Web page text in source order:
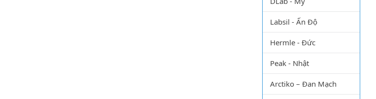
Labsil - Ấn Độ
Hermle - Đức
Peak - Nhật
Arctiko – Đan Mạch